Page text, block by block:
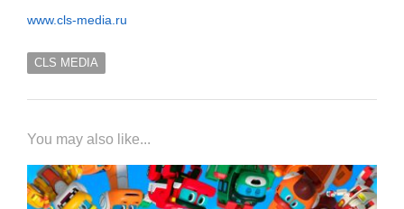
www.cls-media.ru
CLS MEDIA
You may also like...